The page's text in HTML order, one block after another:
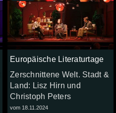
Europäische Literaturtage
Zerschnittene Welt. Stadt &
Land: Lisz Hirn und
Christoph Peters
vom 18.11.2024